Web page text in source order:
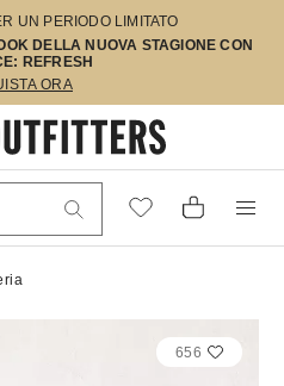
UN PERIODO LIMITATO
DELLA NUOVA STAGIONE CON
REFRESH
ORA
656